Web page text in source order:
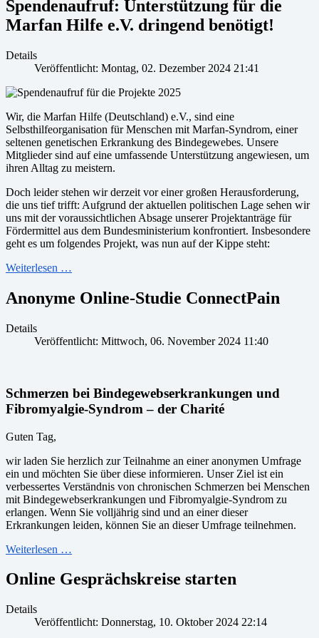
Spendenaufruf: Unterstützung für die
Marfan Hilfe e.V. dringend benötigt!
Details
Veröffentlicht: Montag, 02. Dezember 2024 21:41
Wir, die Marfan Hilfe (Deutschland) e.V., sind eine
Selbsthilfeorganisation für Menschen mit Marfan-Syndrom, einer
seltenen genetischen Erkrankung des Bindegewebes. Unsere
Mitglieder sind auf eine umfassende Unterstützung angewiesen, um
ihren Alltag zu meistern.
Doch leider stehen wir derzeit vor einer großen Herausforderung,
die uns tief trifft: Aufgrund der aktuellen politischen Lage sehen wir
uns mit der voraussichtlichen Absage unserer Projektanträge für
Fördermittel aus dem Bundesministerium konfrontiert. Insbesondere
geht es um folgendes Projekt, was nun auf der Kippe steht:
Weiterlesen …
Anonyme Online-Studie ConnectPain
Details
Veröffentlicht: Mittwoch, 06. November 2024 11:40
Schmerzen bei Bindegewebserkrankungen und
Fibromyalgie-Syndrom – der Charité
Guten Tag,
wir laden Sie herzlich zur Teilnahme an einer anonymen Umfrage
ein und möchten Sie über diese informieren. Unser Ziel ist ein
verbessertes Verständnis von chronischen Schmerzen bei Menschen
mit Bindegewebserkrankungen und Fibromyalgie-Syndrom zu
erlangen. Wenn Sie volljährig sind und an einer dieser
Erkrankungen leiden, können Sie an dieser Umfrage teilnehmen.
Weiterlesen …
Online Gesprächskreise starten
Details
Veröffentlicht: Donnerstag, 10. Oktober 2024 22:14